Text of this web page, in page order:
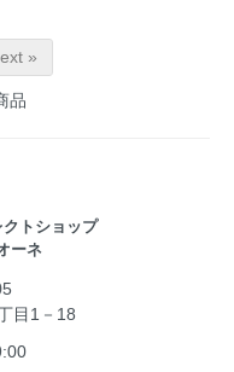
»
品
トショップ
ーネ
目1－18